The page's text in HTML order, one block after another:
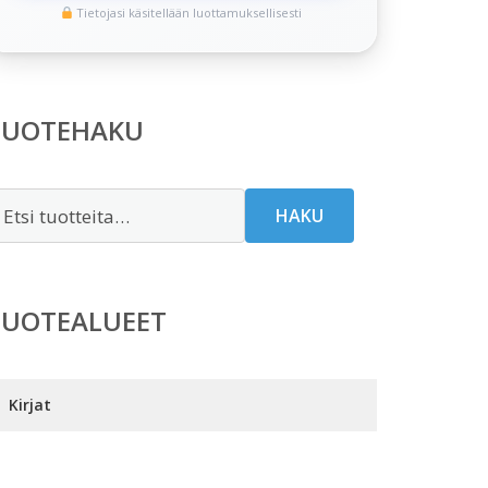
Tietojasi käsitellään luottamuksellisesti
HAKU
Kirjat